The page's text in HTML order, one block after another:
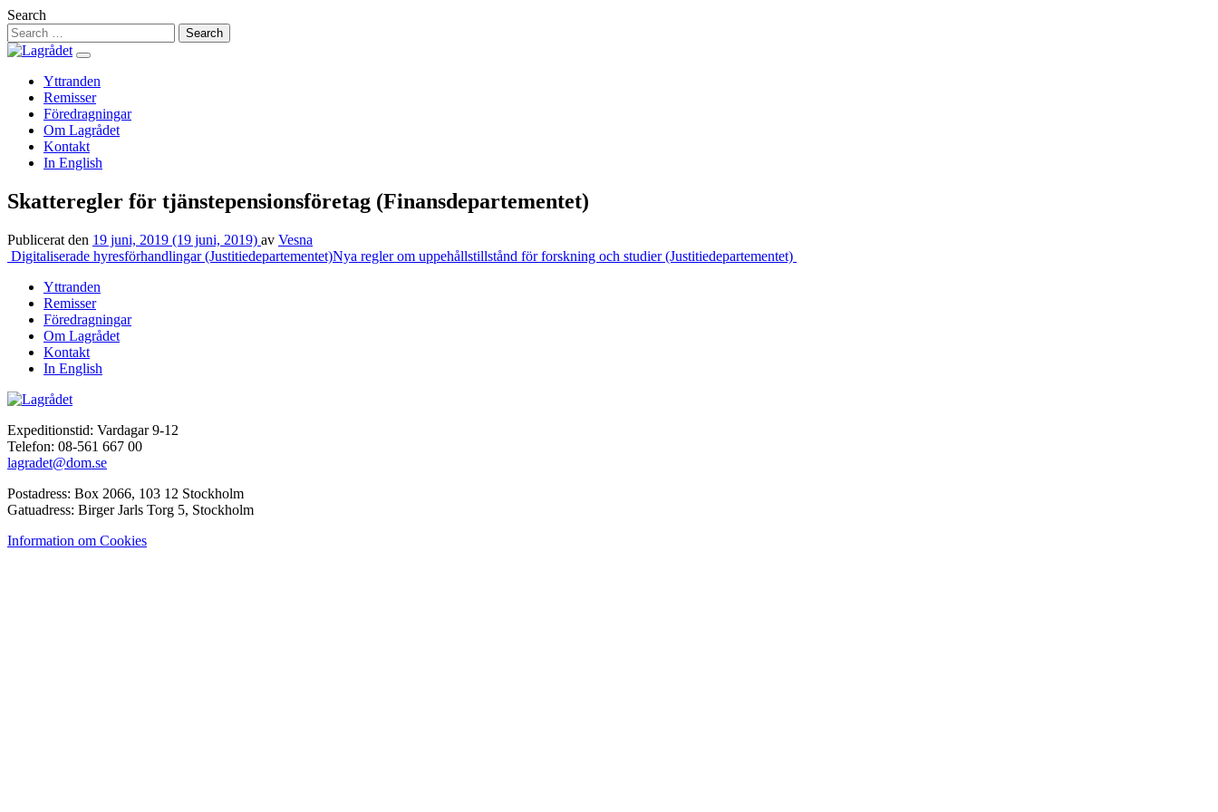
Hoppa
till
innehåll
Search
Yttranden
Remisser
Föredragningar
Om Lagrådet
Kontakt
In English
Skatteregler för tjänstepensionsföretag (Finansdepartementet)
Publicerat den 19 juni, 2019 (19 juni, 2019) av Vesna
Inläggsnavigering
Digitaliserade hyresförhandlingar (Justitiedepartementet)Nya regler om uppehållstillstånd för forskning och studier (Justitiedepartementet)
Yttranden
Remisser
Föredragningar
Om Lagrådet
Kontakt
In English
Expeditionstid: Vardagar 9-12
Telefon: 08-561 667 00
lagradet@dom.se
Postadress: Box 2066, 103 12 Stockholm
Gatuadress: Birger Jarls Torg 5, Stockholm
Information om Cookies